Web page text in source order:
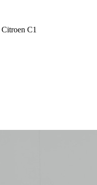
Citroen C1